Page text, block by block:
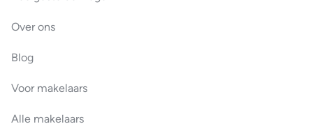
Over ons
Blog
Voor makelaars
Alle makelaars